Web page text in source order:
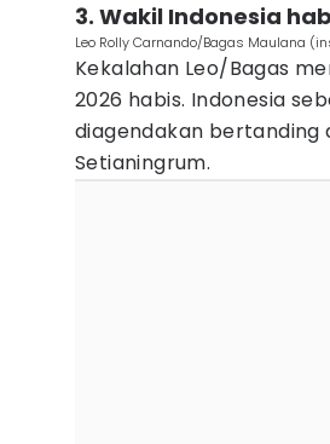
3. Wakil Indonesia
Leo Rolly Carnando/Bagas Maulana
Kekalahan Leo/Bagas
2026 habis. Indonesia
diagendakan bertanding
Setianingrum.